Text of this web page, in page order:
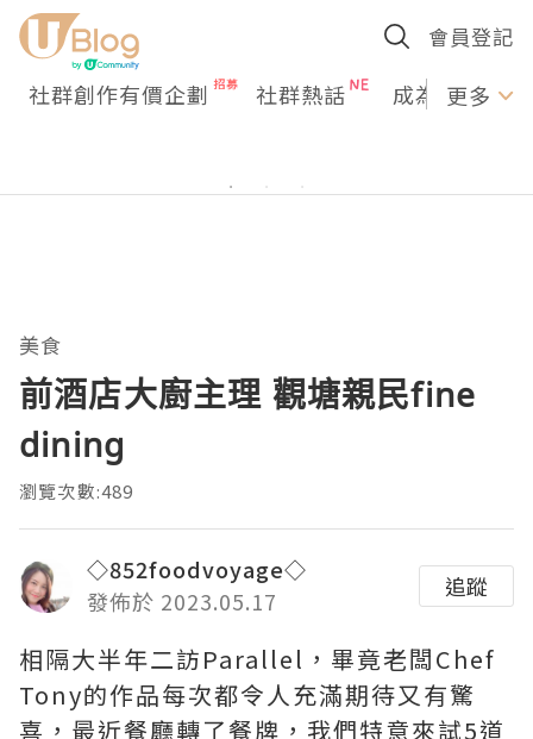
會員登記
社群創作有價企劃 社群熱話 成為U更多
美食
前酒店大廚主理 觀塘親民fine
dining
瀏覽次數:489
◇852foodvoyage◇
發佈於 2023.05.17
追蹤
相隔大半年二訪Parallel，畢竟老闆Chef
Tony的作品每次都令人充滿期待又有驚
喜，最近餐廳轉了餐牌，我們特意來試5道